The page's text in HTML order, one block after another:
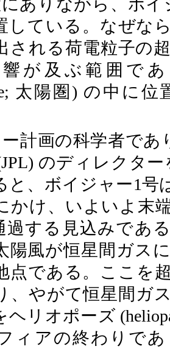
している。なぜな
される荷電粒子の
が及ぶ範囲で
太陽圏) の中に
計画の科学者であ
のディレクター
と、ボイジャー1号
かけ、いよいよ末
過する見込みであ
陽風が恒星間ガス
点である。ここを
、やがて恒星間ガ
ヘリオポーズ
ィアの終わりで